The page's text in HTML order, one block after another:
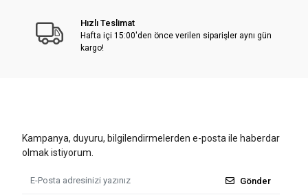
Hızlı Teslimat
Hafta içi 15:00'den önce verilen siparişler aynı gün
kargo!
Kampanya, duyuru, bilgilendirmelerden e-posta ile haberdar
olmak istiyorum.
Gönder